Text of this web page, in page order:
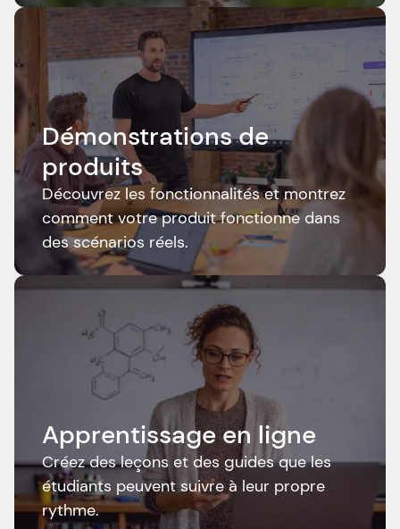
Démonstrations de
produits
Découvrez les fonctionnalités et montrez
comment votre produit fonctionne dans
des scénarios réels.
Apprentissage en ligne
Créez des leçons et des guides que les
étudiants peuvent suivre à leur propre
rythme.